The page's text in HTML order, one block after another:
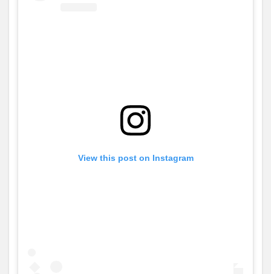
View this post on Instagram